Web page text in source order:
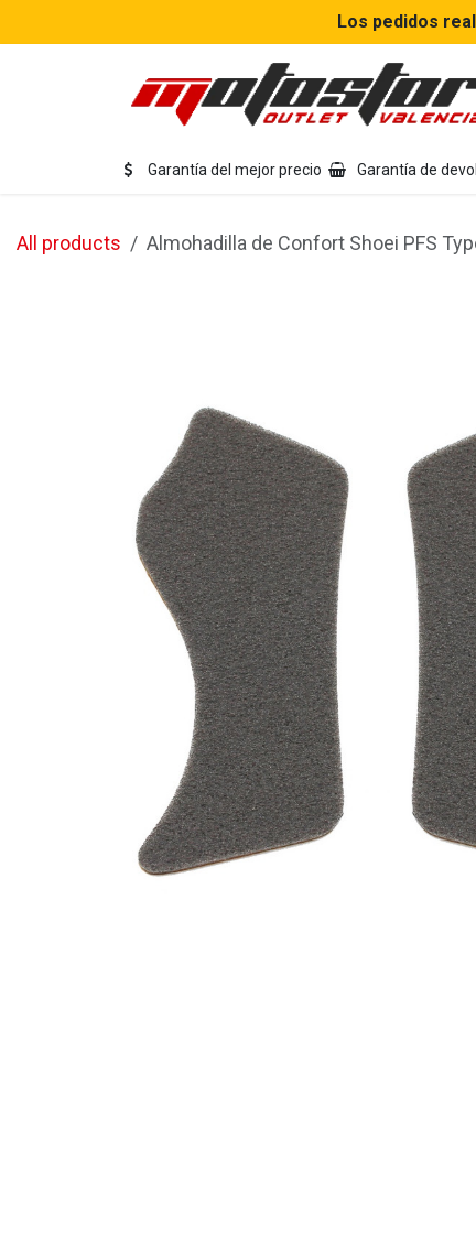
Los pedidos
Garantía del mejor precio Garantía de
All products Almohadilla de Confort Shoei PFS